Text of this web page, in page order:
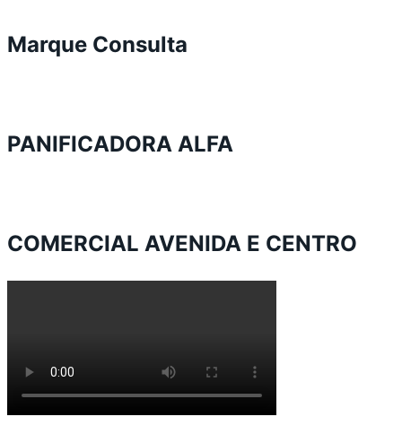
Marque Consulta
PANIFICADORA ALFA
COMERCIAL AVENIDA E CENTRO